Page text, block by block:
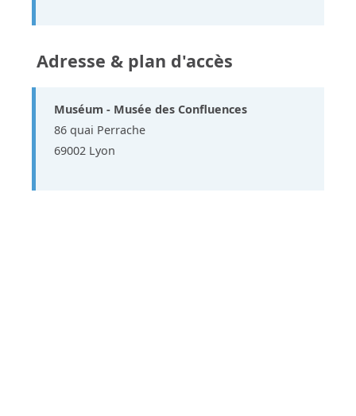
Adresse & plan d'accès
Muséum - Musée des Confluences
86 quai Perrache
69002 Lyon